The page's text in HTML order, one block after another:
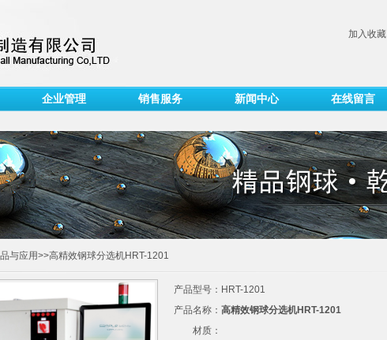
加入收藏
企业管理 销售服务 新闻中心 在线留言
与应用>>高精效钢球分选机HRT-1201
产品型号：HRT-1201
产品名称： 高精效钢球分选机HRT-1201
材质：